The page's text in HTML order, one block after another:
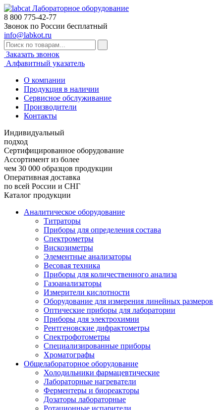
Лабораторное оборудование
8 800 775-42-77
Звонок по России бесплатный
info@labkot.ru
Заказать звонок
Алфавитный указатель
О компании
Продукция в наличии
Сервисное обслуживание
Производители
Контакты
Индивидуальный
подход
Сертифицированное оборудование
Ассортимент из более
чем 30 000 образцов продукции
Оперативная доставка
по всей России и СНГ
Каталог продукции
Аналитическое оборудование
Титраторы
Приборы для определения состава
Спектрометры
Вискозиметры
Элементные анализаторы
Весовая техника
Приборы для количественного анализа
Газоанализаторы
Измерители кислотности
Оборудование для измерения линейных размеров
Оптические приборы для лаборатории
Приборы для электрохимии
Рентгеновские дифрактометры
Спектрофотометры
Специализированные приборы
Хроматографы
Общелабораторное оборудование
Холодильники фармацевтические
Лабораторные нагреватели
Ферментеры и биореакторы
Дозаторы лабораторные
Ротационные испарители